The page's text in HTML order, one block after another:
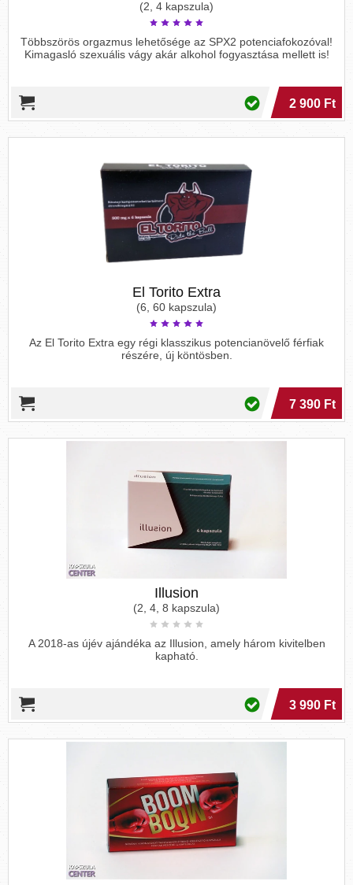
(2, 4 kapszula)
Többszörös orgazmus lehetősége az SPX2 potenciafokozóval!
Kimagasló szexuális vágy akár alkohol fogyasztása mellett is!
2 900 Ft
El Torito Extra
(6, 60 kapszula)
Az El Torito Extra egy régi klasszikus potencianövelő férfiak
részére, új köntösben.
7 390 Ft
Illusion
(2, 4, 8 kapszula)
A 2018-as újév ajándéka az Illusion, amely három kivitelben
kapható.
3 990 Ft